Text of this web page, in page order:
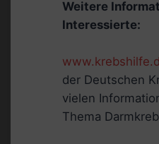
Weitere
Interessierte:
der Deutschen
vielen
Thema